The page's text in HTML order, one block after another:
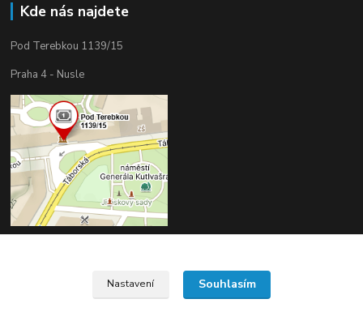
Kde nás najdete
Pod Terebkou 1139/15
Praha 4 - Nusle
Upravit sběr cookies.
Nastavení Souhlasím